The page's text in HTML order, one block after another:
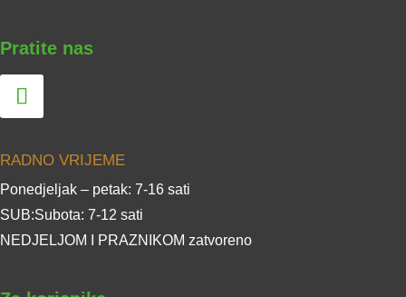
Pratite nas
RADNO VRIJEME
Ponedjeljak – petak: 7-16 sati
SUB:Subota: 7-12 sati
NEDJELJOM I PRAZNIKOM zatvoreno